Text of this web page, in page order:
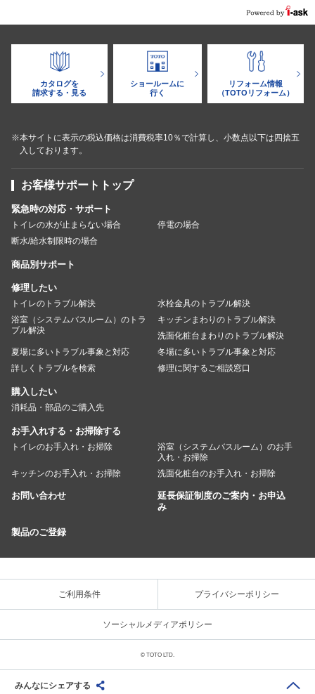
カタログを
請求する・見る
ショールームに
行く
リフォーム情報
（TOTOリフォーム）
※本サイトに表示の税込価格は消費税率10％で計算し、小数点以下は四捨五
入しております。
お客様サポートトップ
緊急時の対応・サポート
トイレの水が止まらない場合
停電の場合
断水/給水制限時の場合
商品別サポート
修理したい
トイレのトラブル解決
水栓金具のトラブル解決
浴室（システムバスルーム）のトラ
ブル解決
キッチンまわりのトラブル解決
洗面化粧台まわりのトラブル解決
夏場に多いトラブル事象と対応
冬場に多いトラブル事象と対応
詳しくトラブルを検索
修理に関するご相談窓口
購入したい
消耗品・部品のご購入先
お手入れする・お掃除する
トイレのお手入れ・お掃除
浴室（システムバスルーム）のお手
入れ・お掃除
キッチンのお手入れ・お掃除
洗面化粧台のお手入れ・お掃除
お問い合わせ
延長保証制度のご案内・お申込
み
製品のご登録
ご利用条件 プライバシーポリシー
ソーシャルメディアポリシー
みんなにシェアする
© TOTO LTD.